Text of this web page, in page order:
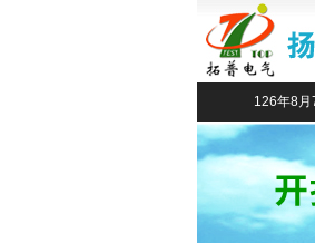
126年8月